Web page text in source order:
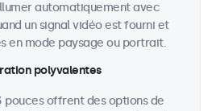
automatiquement avec
un signal vidéo est fourni et
en mode paysage ou portrait.
polyvalentes
pouces offrent des options de